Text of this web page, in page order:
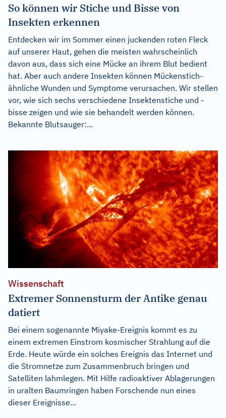
So können wir Stiche und Bisse von
Insekten erkennen
Entdecken wir im Sommer einen juckenden roten Fleck
auf unserer Haut, gehen die meisten wahrscheinlich
davon aus, dass sich eine Mücke an ihrem Blut bedient
hat. Aber auch andere Insekten können Mückenstich-
ähnliche Wunden und Symptome verursachen. Wir stellen
vor, wie sich sechs verschiedene Insektenstiche und -
bisse zeigen und wie sie behandelt werden können.
Bekannte Blutsauger:...
Wissenschaft
Extremer Sonnensturm der Antike genau
datiert
Bei einem sogenannte Miyake-Ereignis kommt es zu
einem extremen Einstrom kosmischer Strahlung auf die
Erde. Heute würde ein solches Ereignis das Internet und
die Stromnetze zum Zusammenbruch bringen und
Satelliten lahmlegen. Mit Hilfe radioaktiver Ablagerungen
in uralten Baumringen haben Forschende nun eines
dieser Ereignisse...